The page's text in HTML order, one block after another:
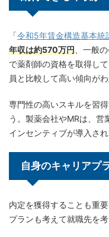
「令和5年賃金構造基本統
年収は約570万円 、一般
で薬剤師の資格を取得し
員と比較して高い傾向がわ
専門性の高いスキルを習
う。製薬会社やMRは、営
インセンティブが導入さ
自身のキャリアプ
内定を獲得することも重
プランも考えて就職先を考